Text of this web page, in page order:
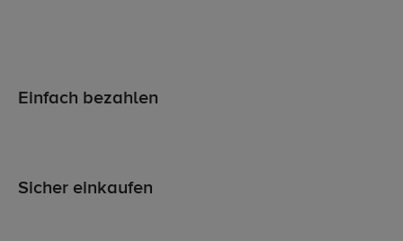
Einfach bezahlen
Sicher einkaufen